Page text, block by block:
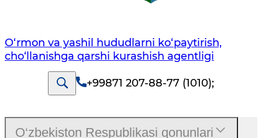
O‘rmon va yashil hududlarni ko‘paytirish,
cho‘llanishga qarshi kurashish agentligi
+99871 207-88-77 (1010);
O‘zbekiston Respublikasi qonunlari